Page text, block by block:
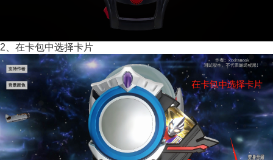
2、在卡包中选择卡片